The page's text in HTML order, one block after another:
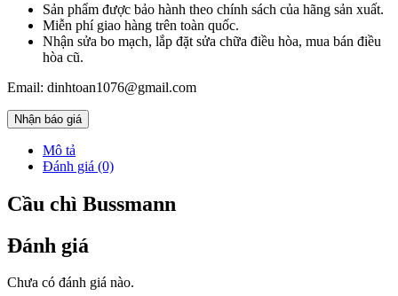
Sản phẩm được bảo hành theo chính sách của hãng sản xuất.
Miễn phí giao hàng trên toàn quốc.
Nhận sửa bo mạch, lắp đặt sửa chữa điều hòa, mua bán điều
hòa cũ.
Email: dinhtoan1076@gmail.com
Nhận báo giá
Mô tả
Đánh giá (0)
Cầu chì Bussmann
Đánh giá
Chưa có đánh giá nào.